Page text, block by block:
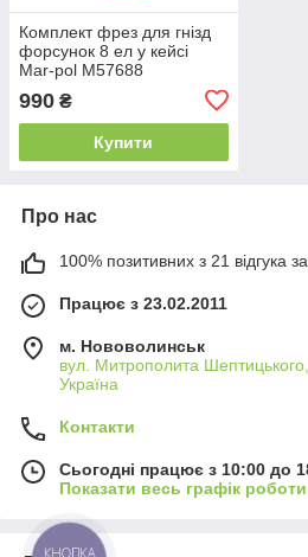
Комплект фрез для гнізд
форсунок 8 ел у кейсі
Mar-pol M57688
990 ₴
Купити
Про нас
100% позитивних з 21 відгука за
Працює з 23.02.2011
м. Нововолинськ
вул. Митрополита
Україна
Контакти
Сьогодні працює з 10:00 до
Показати весь графік роботи
КНОПКА